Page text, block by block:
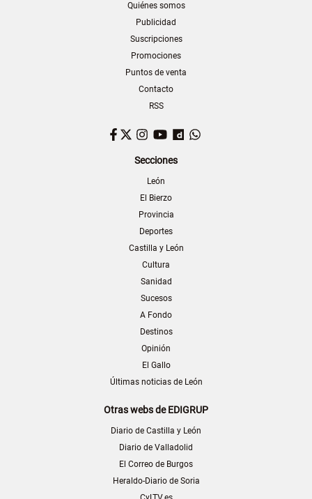
Quiénes somos
Publicidad
Suscripciones
Promociones
Puntos de venta
Contacto
RSS
Facebook
TwitterInstagram
YouTubeDailymotion
Secciones
León
El Bierzo
Provincia
Deportes
Castilla y León
Cultura
Sanidad
Sucesos
A Fondo
Destinos
Opinión
El Gallo
Últimas noticias de León
Otras webs de EDIGRUP
Diario de Castilla y León
Diario de Valladolid
El Correo de Burgos
Heraldo-Diario de Soria